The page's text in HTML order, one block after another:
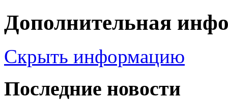
Дополнительная
Скрыть информацию
Последние новости